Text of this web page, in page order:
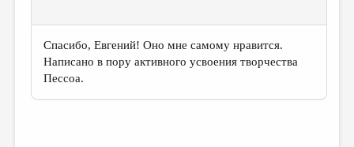
Спасибо, Евгений! Оно мне самому нравится.
Написано в пору активного усвоения творчества
Пессоа.